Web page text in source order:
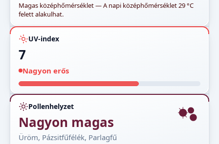
Magas középhőmérséklet — A napi középhőmérséklet 29 °C
felett alakulhat.
UV-index
7
Nagyon erős
Pollenhelyzet
Nagyon magas
Üröm, Pázsitfűfélék, Parlagfű